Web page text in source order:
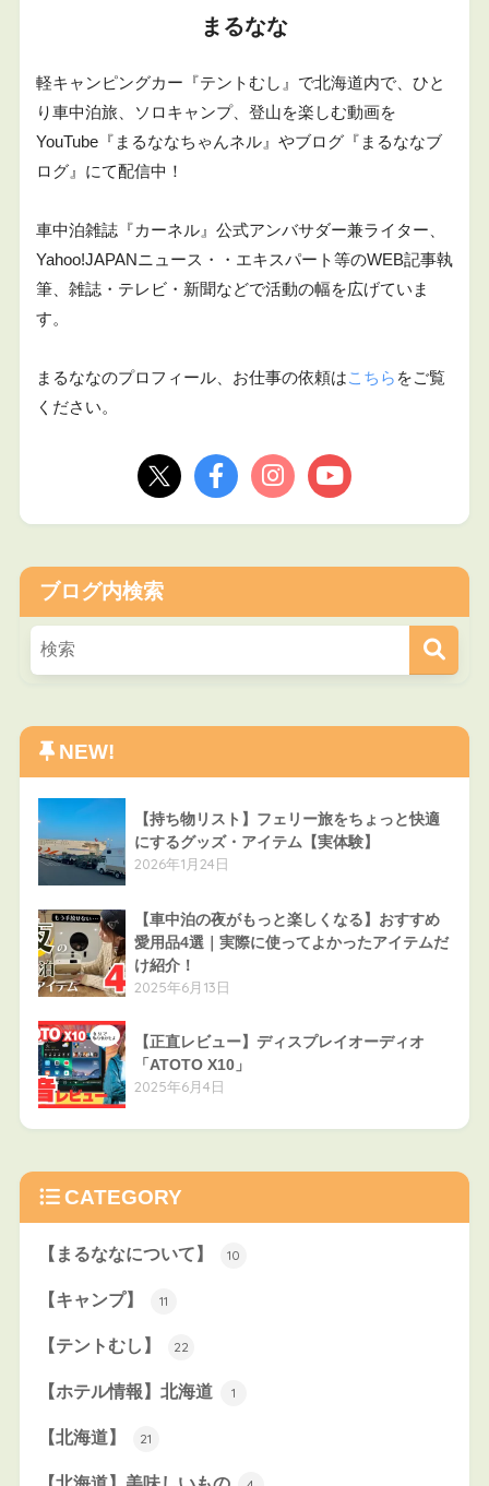
まるなな
軽キャンピングカー『テントむし』で北海道内で、ひと
り車中泊旅、ソロキャンプ、登山を楽しむ動画を
YouTube『まるななちゃんネル』やブログ『まるななブ
ログ』にて配信中！
車中泊雑誌『カーネル』公式アンバサダー兼ライター、
Yahoo!JAPANニュース・・エキスパート等のWEB記事執
筆、雑誌・テレビ・新聞などで活動の幅を広げていま
す。
まるななのプロフィール、お仕事の依頼はこちら をご覧
ください。
ブログ内検索
NEW!
【持ち物リスト】フェリー旅をちょっと快適
にするグッズ・アイテム【実体験】
2026年1月24日
【車中泊の夜がもっと楽しくなる】おすすめ
愛用品4選｜実際に使ってよかったアイテムだ
け紹介！
2025年6月13日
【正直レビュー】ディスプレイオーディオ
「ATOTO X10」
2025年6月4日
CATEGORY
【まるななについて】 10
【キャンプ】 11
【テントむし】 22
【ホテル情報】北海道 1
【北海道】 21